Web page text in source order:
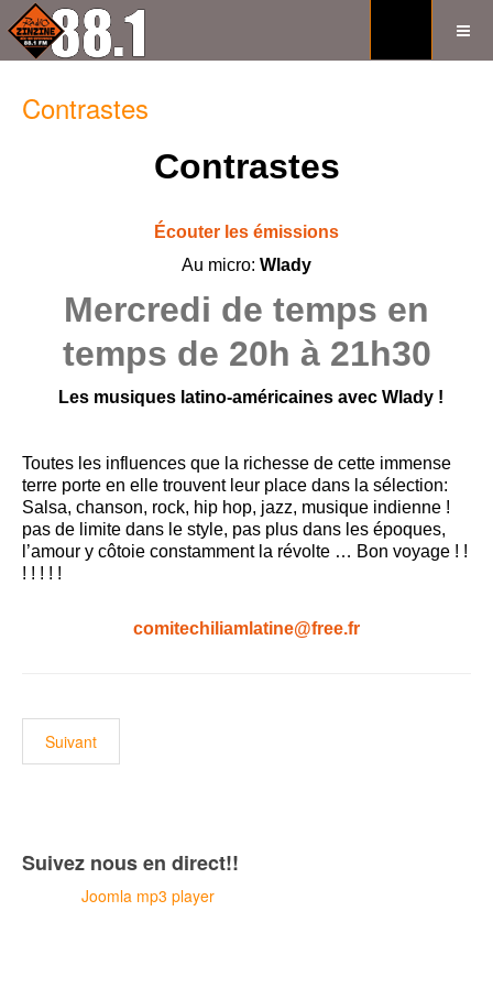
Contrastes
Contrastes
Écouter les émissions
Au micro: Wlady
Mercredi de temps en
temps de 20h à 21h30
Les musiques latino-américaines avec Wlady !
Toutes les influences que la richesse de cette immense
terre porte en elle trouvent leur place dans la sélection:
Salsa, chanson, rock, hip hop, jazz, musique indienne !
pas de limite dans le style, pas plus dans les époques,
l’amour y côtoie constamment la révolte … Bon voyage ! !
! ! ! ! !
comitechiliamlatine@free.fr
Suivant
Suivez nous en direct!!
Joomla mp3 player